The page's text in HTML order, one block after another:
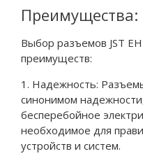
Преимущества:
Выбор разъемов JST
преимуществ:
1. Надежность:
синонимом
бесперебойное
необходимое для
устройств и систем.